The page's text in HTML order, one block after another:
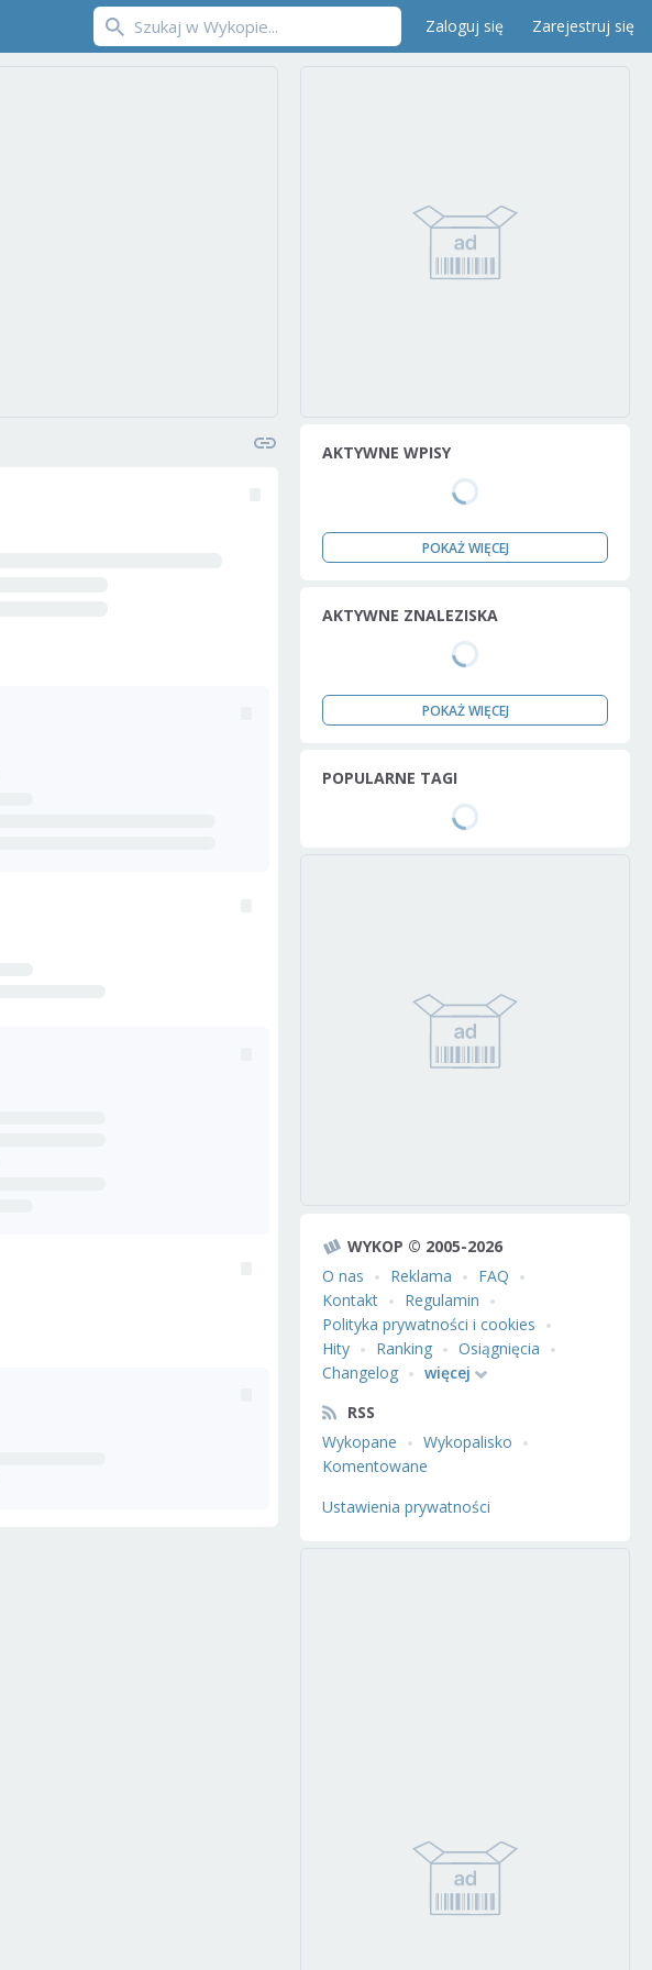
Zaloguj się Zarejestruj się
AKTYWNE WPISY
POKAŻ WIĘCEJ
AKTYWNE ZNALEZISKA
POKAŻ WIĘCEJ
POPULARNE TAGI
WYKOP © 2005-2026
O nas
Reklama
FAQ
Kontakt
Regulamin
Polityka prywatności i cookies
Hity
Ranking
Osiągnięcia
Changelog
więcej
RSS
Wykopane
Wykopalisko
Komentowane
Ustawienia prywatności